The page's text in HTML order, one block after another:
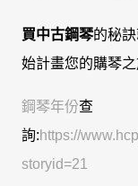
買中古鋼琴的秘
始計畫您的購琴之
鋼琴年份查
詢:https://
storyid=21